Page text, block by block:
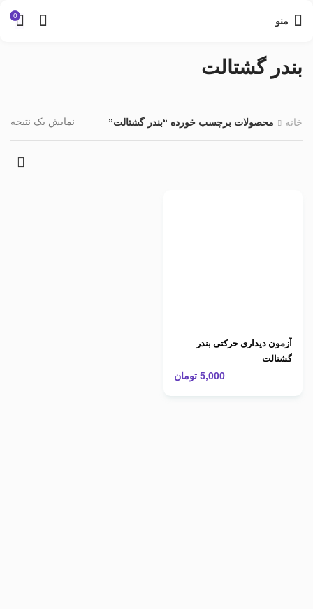
منو 0
بندر گشتالت
خانه محصولات برچسب خورده “بندر گشتالت” نمایش یک نتیجه
آزمون دیداری حرکتی بندر
گشتالت
5,000 تومان